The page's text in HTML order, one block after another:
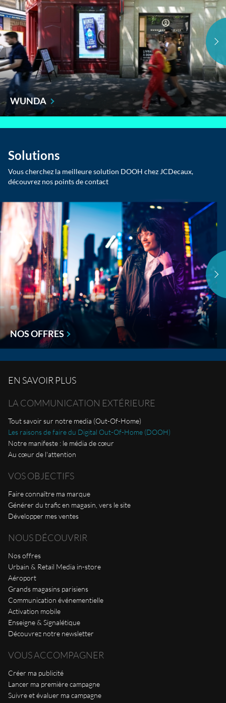
WUNDA
Solutions
Vous cherchez la meilleure solution DOOH chez JCDecaux,
découvrez nos points de contact
NOS OFFRES
EN SAVOIR PLUS
LA COMMUNICATION EXTÉRIEURE
Tout savoir sur notre media (Out-Of-Home)
Les raisons de faire du Digital Out-Of-Home (DOOH)
Notre manifeste : le média de cœur
Au cœur de l'attention
VOS OBJECTIFS
Faire connaître ma marque
Générer du trafic en magasin, vers le site
Développer mes ventes
NOUS DÉCOUVRIR
Nos offres
Urbain & Retail Media in-store
Aéroport
Grands magasins parisiens
Communication événementielle
Activation mobile
Enseigne & Signalétique
Découvrez notre newsletter
VOUS ACCOMPAGNER
Créer ma publicité
Lancer ma première campagne
Suivre et évaluer ma campagne